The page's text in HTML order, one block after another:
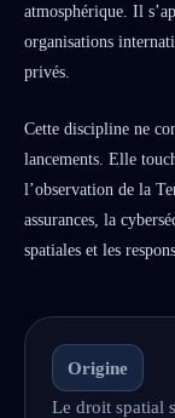
atmosphérique. Il
organisations
privés.
Cette discipline ne
lancements. Elle
l’observation de la
assurances, la
spatiales et les
Origine
Le droit spatial